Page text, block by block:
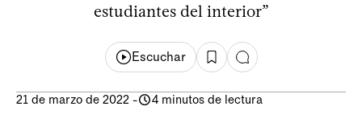
estudiantes del interior”
Escuchar
21 de marzo de 2022 - 4 minutos de lectura